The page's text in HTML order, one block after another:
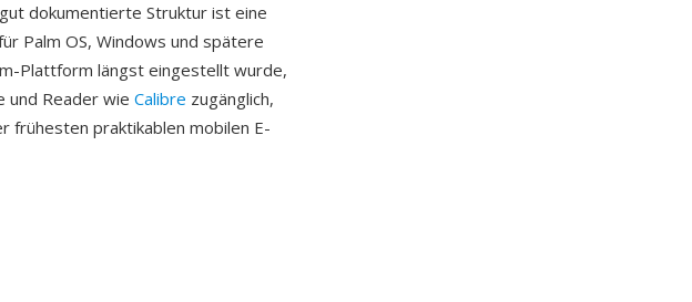
dokumentierte Struktur ist eine
Palm OS, Windows und spätere
Plattform längst eingestellt wurde,
und Reader wie Calibre zugänglich,
frühesten praktikablen mobilen E-